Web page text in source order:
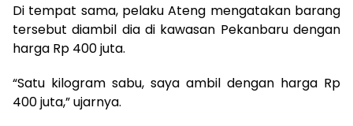
Di tempat sama, pelaku Ateng mengatakan barang
tersebut diambil dia di kawasan Pekanbaru dengan
harga Rp 400 juta.
“Satu kilogram sabu, saya ambil dengan harga Rp
400 juta,” ujarnya.